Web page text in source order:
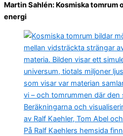
Martin Sahlén: Kosmiska tomrum
energi